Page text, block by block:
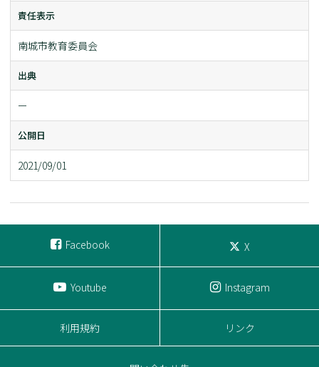
責任表示
南城市教育委員会
出典
ー
公開日
2021/09/01
Facebook X
Youtube Instagram
利用規約 リンク